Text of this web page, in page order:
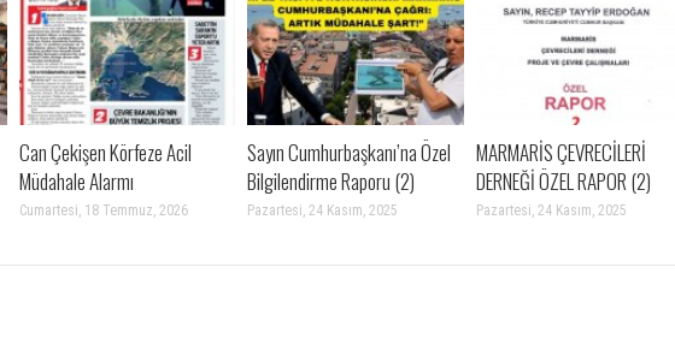
Can Çekişen Körfeze Acil
Müdahale Alarmı
Cumartesi, 18 Temmuz, 2026
Sayın Cumhurbaşkanı’na Özel
Bilgilendirme Raporu (2)
Pazartesi, 24 Kasım, 2025
MARMARİS ÇEVRECİLERİ
DERNEĞİ ÖZEL RAPOR (2)
Pazartesi, 24 Kasım, 2025